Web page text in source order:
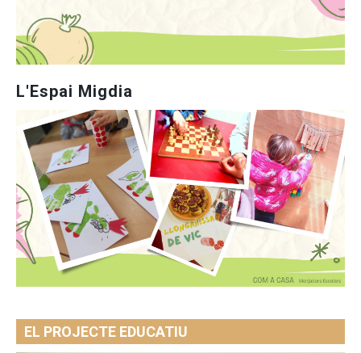
L'Espai Migdia
EL PROJECTE EDUCATIU